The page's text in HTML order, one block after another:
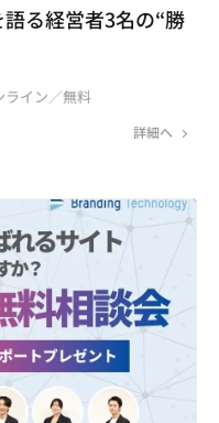
る経営者3名の“勝
ライン／無料
詳細へ